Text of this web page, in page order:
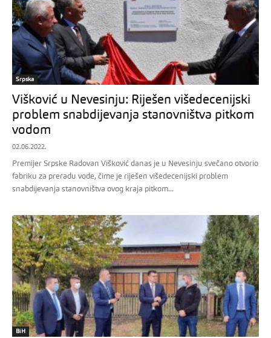
Srpska
Višković u Nevesinju: Riješen višedecenijski
problem snabdijevanja stanovništva pitkom
vodom
02.06.2022.
Premijer Srpske Radovan Višković danas je u Nevesinju svečano otvorio
fabriku za preradu vode, čime je riješen višedecenijski problem
snabdijevanja stanovništva ovog kraja pitkom...
BiH